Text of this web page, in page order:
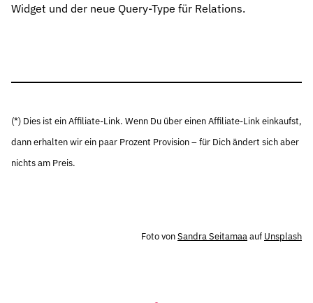
Widget und der neue Query-Type für Relations.
(*) Dies ist ein Affiliate-Link. Wenn Du über einen Affiliate-Link einkaufst,
dann erhalten wir ein paar Prozent Provision – für Dich ändert sich aber
nichts am Preis.
Foto vonSandra Seitamaaauf Unsplash